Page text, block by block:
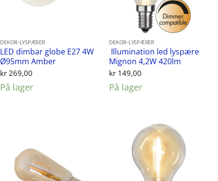
DEKOR-LYSPÆRER
LED dimbar globe E27 4W
Ø95mm Amber
kr 269,00
På lager
DEKOR-LYSPÆRER
Illumination led lyspære
Mignon 4,2W 420lm
kr 149,00
På lager